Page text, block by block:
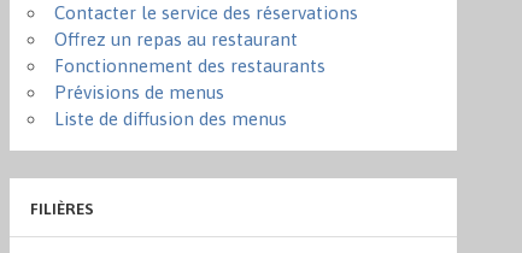
Contacter le service des réservations
Offrez un repas au restaurant
Fonctionnement des restaurants
Prévisions de menus
Liste de diffusion des menus
FILIÈRES